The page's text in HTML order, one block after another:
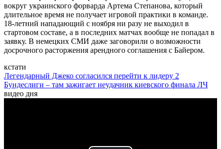
вокруг украинского форварда Артема Степанова, который
длительное время не получает игровой практики в команде.
18-летний нападающий с ноября ни разу не выходил в
стартовом составе, а в последних матчах вообще не попадал в
заявку. В немецких СМИ даже заговорили о возможности
досрочного расторжения арендного соглашения с Байером.
кстати
Легендарный Джеко согласился перейти к лидеру 2
Бундеслиги – там зажигает неудачник киевского финала ЛЧ
видео дня